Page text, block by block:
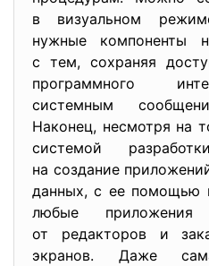
в визуальном
нужные компоненты
с тем, сохраняя
программного
системным
Наконец, несмотря на
системой
на создание
данных, с ее помощью
любые приложения
от редакторов и
экранов. Даже